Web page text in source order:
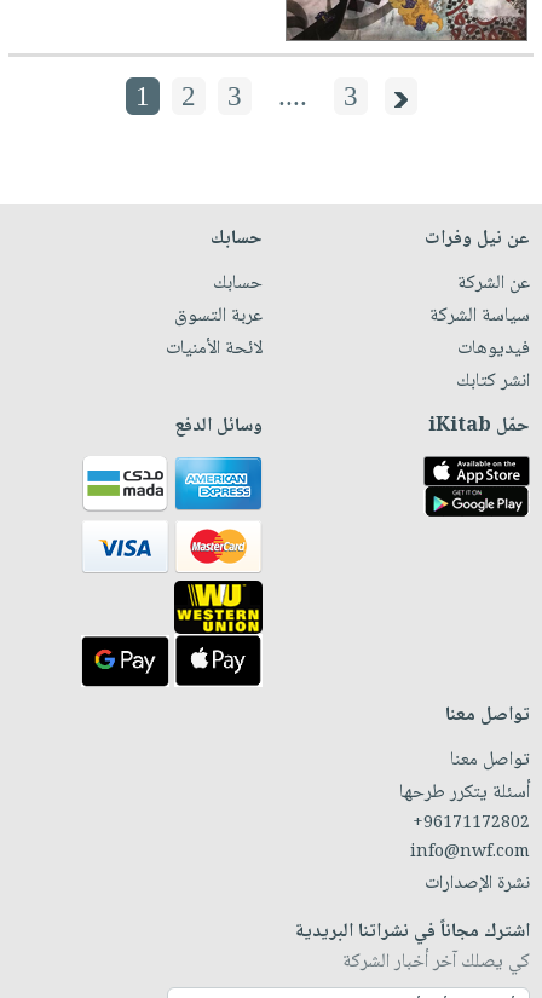
1 2 3 .... 3
عن نيل وفرات
عن الشركة
سياسة الشركة
فيديوهات
انشر كتابك
حسابك
حسابك
عربة التسوق
لائحة الأمنيات
حمّل iKitab وسائل الدفع
تواصل معنا
تواصل معنا
أسئلة يتكرر طرحها
+96171172802
info@nwf.com
نشرة الإصدارات
اشترك مجاناً في نشراتنا البريدية
كي يصلك آخر أخبار الشركة